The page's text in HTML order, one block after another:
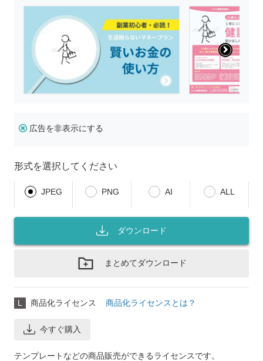
広告を非表示にする
形式を選択してください
JPEG PNG AI ALL
ダウンロード
まとめてダウンロード
L 商品化ライセンス 商品化ライセンスとは？
今すぐ購入
テンプレートなどの商品販売ができるライセンスです。